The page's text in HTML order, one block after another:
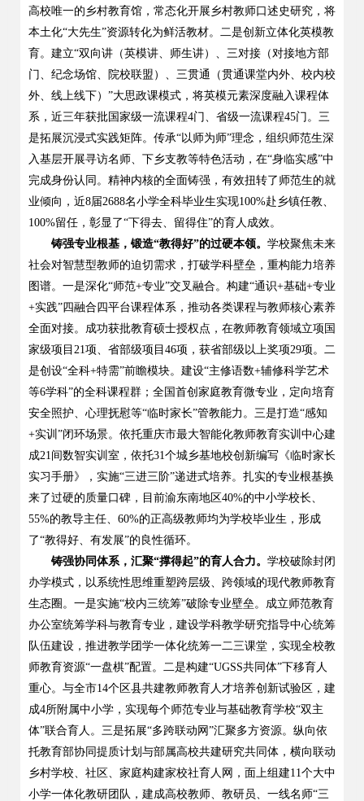
高校唯一的乡村教育馆，常态化开展乡村教师口述史研究，将
本土化“大先生”资源转化为鲜活教材。二是创新立体化英模教
育。建立“双向讲（英模讲、师生讲）、三对接（对接地方部
门、纪念场馆、院校联盟）、三贯通（贯通课堂内外、校内校
外、线上线下） ”大思政课模式，将英模元素深度融入课程体
系，近三年获批国家级一流课程4门、省级一流课程45门。三
是拓展沉浸式实践矩阵。传承“以师为师”理念，组织师范生深
入基层开展寻访名师、下乡支教等特色活动，在“身临实感”中
完成身份认同。精神内核的全面铸强，有效扭转了师范生的就
业倾向，近8届2688名小学全科毕业生实现100%赴乡镇任教、
100%留任，彰显了“下得去、留得住”的育人成效。
铸强专业根基，锻造“教得好”的过硬本领。 学校聚焦未来
社会对智慧型教师的迫切需求，打破学科壁垒，重构能力培养
图谱。一是深化“师范+专业”交叉融合。构建“通识+基础+专业
+实践”四融合四平台课程体系，推动各类课程与教师核心素养
全面对接。成功获批教育硕士授权点，在教师教育领域立项国
家级项目 21项、省部级项目 46项，获省部级以上奖项29项。二
是创设“全科+特需”前瞻模块。建设“主修语数+辅修科学艺术
等6学科”的全科课程群；全国首创家庭教育微专业，定向培育
安全照护、心理抚慰等“临时家长”管教能力。三是打造“感知
+实训 ”闭环场景。依托重庆市最大智能化教师教育实训中心建
成21间数智实训室，依托31个城乡基地校创新编写《临时家长
实习手册》，实施“三进三阶”递进式培养。扎实的专业根基换
来了过硬的质量口碑，目前渝东南地区40%的中小学校长、
55%的教导主任、 60%的正高级教师均为学校毕业生，形成
了“教得好、有发展”的良性循环。
铸强协同体系，汇聚“撑得起”的育人合力。 学校破除封闭
办学模式，以系统性思维重塑跨层级、跨领域的现代教师教育
生态圈。一是实施“校内三统筹”破除专业壁垒。成立师范教育
办公室统筹学科与教育专业，建设学科教学研究指导中心统筹
队伍建设，推进教学团学一体化统筹一二三课堂，实现全校教
师教育资源“一盘棋”配置。二是构建“UGSS共同体”下移育人
重心。与全市14个区县共建教师教育人才培养创新试验区，建
成4所附属中小学，实现每个师范专业与基础教育学校“双主
体”联合育人。三是拓展“多跨联动网 ”汇聚多方资源。纵向依
托教育部协同提质计划与部属高校共建研究共同体，横向联动
乡村学校、社区、家庭构建家校社育人网，面上组建11个大中
小学一体化教研团队，建成高校教师、教研员、一线名师“三